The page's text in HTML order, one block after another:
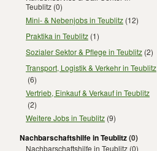
Teublitz (0)
Mini- & Nebenjobs in Teublitz (12)
Praktika in Teublitz (1)
Sozialer Sektor & Pflege in Teublitz (2)
Transport, Logistik & Verkehr in Teublitz
(6)
Vertrieb, Einkauf & Verkauf in Teublitz
(2)
Weitere Jobs in Teublitz (9)
Nachbarschaftshilfe in Teublitz(0)
Nachbarschaftshilfe in Teublitz (0)